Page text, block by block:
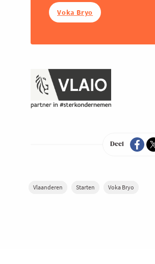
Voka Bryo
Deel
Vlaanderen Starten Voka Bryo